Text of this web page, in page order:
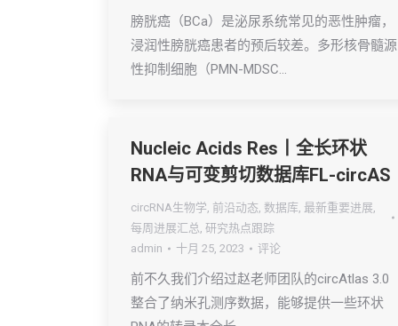
膀胱癌（BCa）是泌尿系统常见的恶性肿瘤，
浸润性膀胱癌患者的预后较差。多形核骨髓源
性抑制细胞（PMN-MDSC…
Nucleic Acids Res丨全长环状
RNA与可变剪切数据库FL-circAS
circRNA生物学, 前沿动态, 数据库, 最新重要进展,
每周进展汇总, 研究热点跟踪
admin
十月 25, 2023 评论
前不久我们介绍过赵老师团队的circAtlas 3.0
整合了纳米孔测序数据，能够提供一些环状